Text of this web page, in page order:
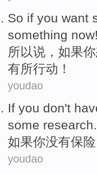
So if you want
something now!
所以说 ， 如果你
有所行动！
youdao
If you don't
some research.
如果你没有保险
youdao